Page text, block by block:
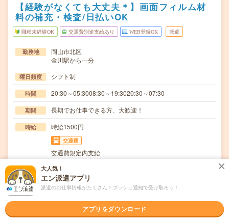
【経験がなくても大丈夫＊】画面フィルム材
料の補充・検査/日払いOK
職種未経験OK 交通費別途支給あり WEB登録OK 派遣
勤務地
岡山市北区
金川駅から---分
曜日頻度 シフト制
時間 20:30～05:3008:30～19:3020:30～07:30
期間 長期でお仕事できる方、大歓迎！
時給 時給1500円
交通費
交通費規定内支給
仕事内容
テレビやスマートフォンに使用されるフィルム製品づくり
をサポートするお仕事です。主に以下のようなシンプ…
応募資格
◆未経験OK！〇まずは事前登録だけでもOK！履歴書不要
で気軽にオンライン登録★氏名・職種などを入力す…
大人気！
エン派遣アプリ
派遣のお仕事情報がたくさん！プッシュ通知で受け取ろう！
アプリをダウンロード